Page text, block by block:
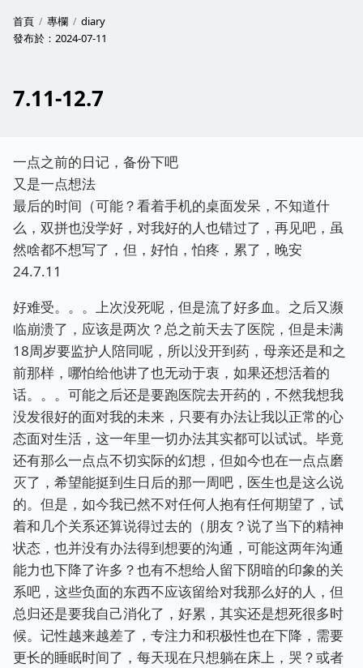
首頁 專欄
diary
發布於： 2024-07-11
7.11-12.7
一点之前的日记，备份下吧
又是一点想法
最后的时间（可能？看着手机的桌面发呆，不知道什
么，双拼也没学好，对我好的人也错过了，再见吧，虽
然啥都不想写了，但，好怕，怕疼，累了，晚安
24.7.11
好难受。。。上次没死呢，但是流了好多血。之后又濒
临崩溃了，应该是两次？总之前天去了医院，但是未满
18周岁要监护人陪同呢，所以没开到药，母亲还是和之
前那样，哪怕给他讲了也无动于衷，如果还想活着的
话。。。可能之后还是要跑医院去开药的，不然我想我
没发很好的面对我的未来，只要有办法让我以正常的心
态面对生活，这一年里一切办法其实都可以试试。毕竟
还有那么一点点不切实际的幻想，但如今也在一点点磨
灭了，希望能挺到生日后的那一周吧，医生也是这么说
的。但是，如今我已然不对任何人抱有任何期望了，试
着和几个关系还算说得过去的（朋友？说了当下的精神
状态，也并没有办法得到想要的沟通，可能这两年沟通
能力也下降了许多？也有不想给人留下阴暗的印象的关
系吧，这些负面的东西不应该留给对我那么好的人，但
总归还是要我自己消化了，好累，其实还是想死很多时
候。记性越来越差了，专注力和积极性也在下降，需要
更长的睡眠时间了，每天现在只想躺在床上，哭？或者